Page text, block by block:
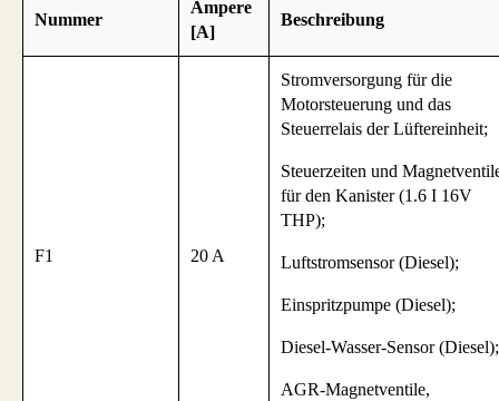
Nummer
Ampere
[A]
Beschreibung
F1 20 A
Stromversorgung für die
Motorsteuerung und das
Steuerrelais der Lüftereinheit;
Steuerzeiten und
für den Kanister (1.6 I 16V
THP);
Luftstromsensor (Diesel);
Einspritzpumpe (Diesel);
Diesel-Wasser-Sensor (Diesel);
AGR-Magnetventile,